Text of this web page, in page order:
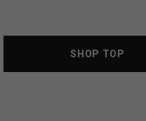
SHOP TOP